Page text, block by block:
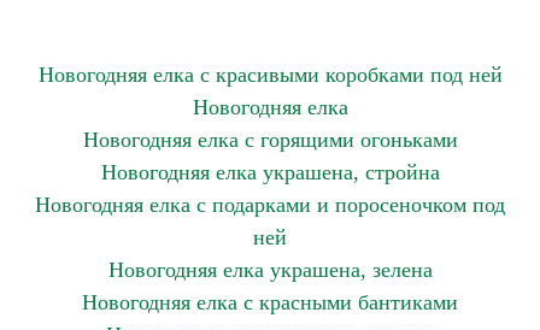
Новогодняя елка с красивыми коробками под ней
Новогодняя елка
Новогодняя елка с горящими огоньками
Новогодняя елка украшена, стройна
Новогодняя елка с подарками и поросеночком под
ней
Новогодняя елка украшена, зелена
Новогодняя елка с красными бантиками